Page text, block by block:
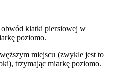
obwód klatki piersiowej w
poziomo.
miejscu (zwykle jest to
trzymając miarkę poziomo.